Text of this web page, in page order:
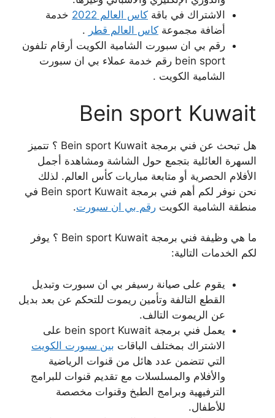
الاشتراك في باقة كاس العالم 2022
خدمة
أضافة مجموعة كاس العالم قطر .
رقم بي ان سبورت الشامية الكويت أرقام تلفون
bein sport رقم خدمة عملاء بي ان سبورت
الشامية الكويت .
Bein sport Kuwait
هل تبحث عن فني برمجة Bein sport Kuwait ؟ تتميز
السهرة العائلية بتجمع حول الشاشة ومشاهدة أجمل
الأفلام الحصرية أو متابعة مباريات كأس العالم. لذلك
نحن نوفر لكم أهم فني برمجة Bein sport Kuwait في
منطقة الشامية الكويت رقم بي ان سبورت.
ما هي وظيفة فني برمجة Bein sport Kuwait ؟ يوفر
لكم الخدمات التالية:
يقوم على صيانة رسيفر بي ان سبورت وتبديل
القطع التالفة وتأمين ريموت للتحكم عن بعد بديل
عن الريموت التالف.
يعمل فني برمجة bein sport Kuwait على
الاشتراك بمختلف الباقات بين سبورت الكويت
التي تتضمن عدد هائل من قنوات الرياضية
والأفلام والمسلسلات مع تقديم قنوات للبرامج
الترفيهية وبرامج الطبخ وقنوات مخصصة
للأطفال.